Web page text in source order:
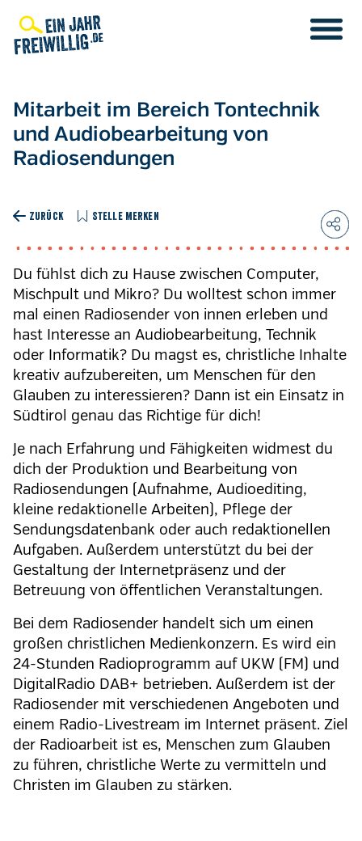
zum
Inhalt
Mitarbeit im Bereich Tontechnik
und Audiobearbeitung von
Radiosendungen
ZURÜCK STELLE MERKEN
Du fühlst dich zu Hause zwischen Computer,
Mischpult und Mikro? Du wolltest schon immer
mal einen Radiosender von innen erleben und
hast Interesse an Audiobearbeitung, Technik
oder Informatik? Du magst es, christliche Inhalte
kreativ aufzubereiten, um Menschen für den
Glauben zu interessieren? Dann ist ein Einsatz in
Südtirol genau das Richtige für dich!
Je nach Erfahrung und Fähigkeiten widmest du
dich der Produktion und Bearbeitung von
Radiosendungen (Aufnahme, Audioediting,
kleine redaktionelle Arbeiten), Pflege der
Sendungsdatenbank oder auch redaktionellen
Aufgaben. Außerdem unterstützt du bei der
Gestaltung der Internetpräsenz und der
Betreuung von öffentlichen Veranstaltungen.
Bei dem Radiosender handelt sich um einen
großen christlichen Medienkonzern. Es wird ein
24-Stunden Radioprogramm auf UKW (FM) und
DigitalRadio DAB+ betrieben. Außerdem ist der
Radiosender mit verschiedenen Angeboten und
einem Radio-Livestream im Internet präsent. Ziel
der Radioarbeit ist es, Menschen zum Glauben
zu führen, christliche Werte zu vermitteln und
Christen im Glauben zu stärken.